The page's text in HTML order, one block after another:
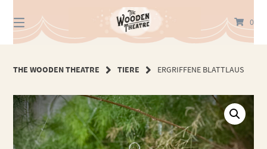
zum
Inhalt
0
THE WOODEN THEATRE TIERE ERGRIFFENE BLATTLAUS